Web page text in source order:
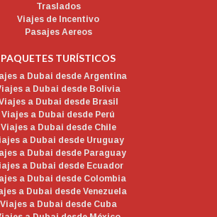
Traslados
Viajes de Incentivo
Pasajes Aereos
PAQUETES TURÍSTICOS
a Dubai desde Argentina
a Dubai desde Bolivia
a Dubai desde Brasil
Viajes a Dubai desde Perú
Viajes a Dubai desde Chile
a Dubai desde Uruguay
a Dubai desde Paraguay
a Dubai desde Ecuador
a Dubai desde Colombia
a Dubai desde Venezuela
Viajes a Dubai desde Cuba